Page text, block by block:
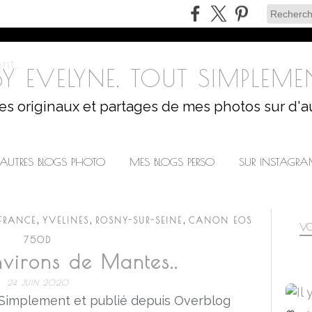
EVELYNE, TOUT
originaux et partages de mes photos sur
BLOGS PHOTO MES BLOGS PERSO SUR
, YVELINES , ROSNY-SUR-SEINE , CANON EOS
750D
de Mantes..
24 JUIN 2020
et publié depuis Overblog